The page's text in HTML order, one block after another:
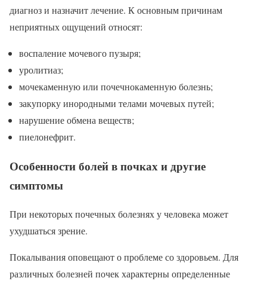
диагноз и назначит лечение. К основным причинам
неприятных ощущений относят:
воспаление мочевого пузыря;
уролитиаз;
мочекаменную или почечнокаменную болезнь;
закупорку инородными телами мочевых путей;
нарушение обмена веществ;
пиелонефрит.
Особенности болей в почках и другие
симптомы
При некоторых почечных болезнях у человека может
ухудшаться зрение.
Покалывания оповещают о проблеме со здоровьем. Для
различных болезней почек характерны определенные